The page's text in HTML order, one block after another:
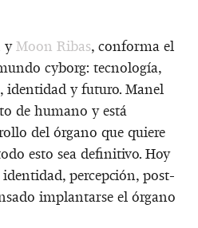
yMoon Ribas, conforma el
cyborg: tecnología,
identidad y futuro. Manel
de humano y está
del órgano que quiere
esto sea definitivo. Hoy
percepción, post-
implantarse el órgano